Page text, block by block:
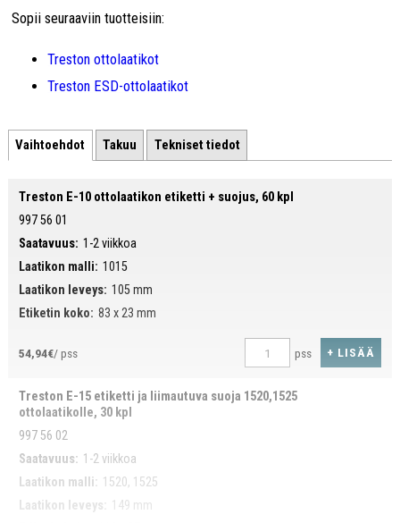
Sopii seuraaviin tuotteisiin:
Treston ottolaatikot
Treston ESD-ottolaatikot
Vaihtoehdot Takuu Tekniset tiedot
Treston E-10 ottolaatikon etiketti + suojus, 60 kpl
997 56 01
Saatavuus: 1-2 viikkoa
Laatikon malli: 1015
Laatikon leveys: 105 mm
Etiketin koko: 83 x 23 mm
54,94€/ pss pss + LISÄÄ
Treston E-15 etiketti ja liimautuva suoja 1520,1525
ottolaatikolle, 30 kpl
997 56 02
Saatavuus: 1-2 viikkoa
Laatikon malli: 1520, 1525
Laatikon leveys:
149 mm